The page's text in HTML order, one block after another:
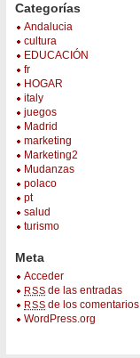
Categorías
Andalucia
cultura
EDUCACIÓN
fr
HOGAR
italy
juegos
Madrid
marketing
Marketing2
Mudanzas
polaco
pt
salud
turismo
Meta
Acceder
RSS de las entradas
RSS de los comentarios
WordPress.org